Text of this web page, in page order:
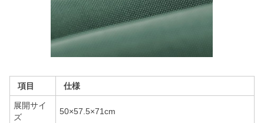
項目 仕様
展開サイ
ズ
50×57.5×71cm